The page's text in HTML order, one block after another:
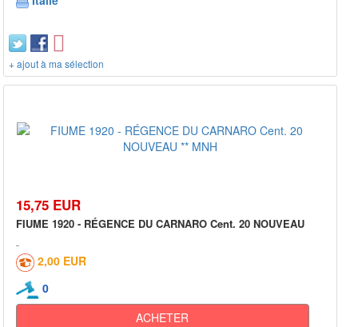
+ ajout à ma sélection
15,75 EUR
FIUME 1920 - RÉGENCE DU CARNARO Cent. 20 NOUVEAU
2,00 EUR
0
ACHETER